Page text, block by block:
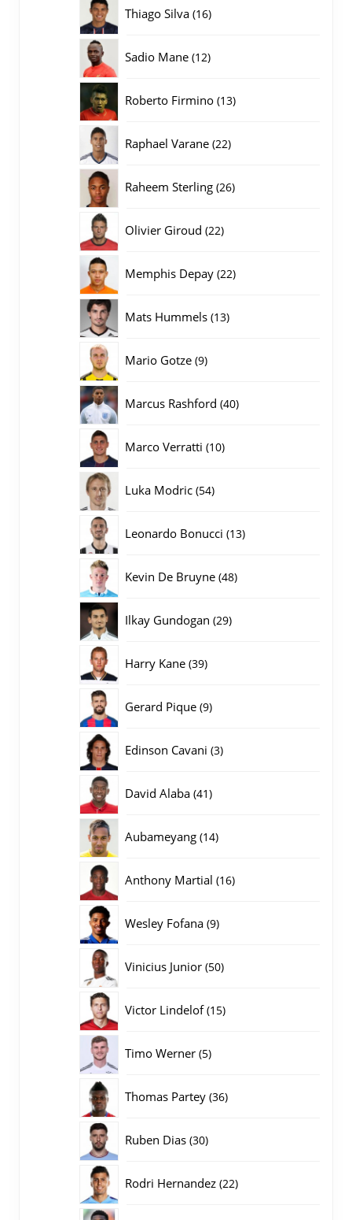
Thiago Silva 1616
Sadio Mane 1212
Roberto Firmino 1313
Raphael Varane 2222
Raheem Sterling 2626
Olivier Giroud 2222
Memphis Depay 2222
Mats Hummels 1313
Mario Gotze 99
Marcus Rashford 4040
Marco Verratti 1010
Luka Modric 5454
Leonardo Bonucci 1313
Kevin De Bruyne 4848
Ilkay Gundogan 2929
Harry Kane 3939
Gerard Pique 99
Edinson Cavani 33
David Alaba 4141
Aubameyang 1414
Anthony Martial 1616
Wesley Fofana 99
Vinicius Junior 5050
Victor Lindelof 1515
Timo Werner 55
Thomas Partey 3636
Ruben Dias 3030
Rodri Hernandez 2222